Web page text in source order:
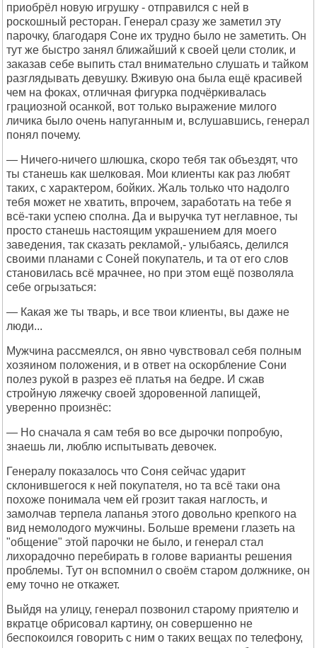
приобрёл новую игрушку - отправился с ней в
роскошный ресторан. Генерал сразу же заметил эту
парочку, благодаря Соне их трудно было не заметить. Он
тут же быстро занял ближайший к своей цели столик, и
заказав себе выпить стал внимательно слушать и тайком
разглядывать девушку. Вживую она была ещё красивей
чем на фоках, отличная фигурка подчёркивалась
грациозной осанкой, вот только выражение милого
личика было очень напуганным и, вслушавшись, генерал
понял почему.
— Ничего-ничего шлюшка, скоро тебя так объездят, что
ты станешь как шелковая. Мои клиенты как раз любят
таких, с характером, бойких. Жаль только что надолго
тебя может не хватить, впрочем, заработать на тебе я
всё-таки успею сполна. Да и выручка тут неглавное, ты
просто станешь настоящим украшением для моего
заведения, так сказать рекламой,- улыбаясь, делился
своими планами с Соней покупатель, и та от его слов
становилась всё мрачнее, но при этом ещё позволяла
себе огрызаться:
— Какая же ты тварь, и все твои клиенты, вы даже не
люди...
Мужчина рассмеялся, он явно чувствовал себя полным
хозяином положения, и в ответ на оскорбление Сони
полез рукой в разрез её платья на бедре. И сжав
стройную ляжечку своей здоровенной лапищей,
уверенно произнёс:
— Но сначала я сам тебя во все дырочки попробую,
знаешь ли, люблю испытывать девочек.
Генералу показалось что Соня сейчас ударит
склонившегося к ней покупателя, но та всё таки она
похоже понимала чем ей грозит такая наглость, и
замолчав терпела лапанья этого довольно крепкого на
вид немолодого мужчины. Больше времени глазеть на
"общение" этой парочки не было, и генерал стал
лихорадочно перебирать в голове варианты решения
проблемы. Тут он вспомнил о своём старом должнике, он
ему точно не откажет.
Выйдя на улицу, генерал позвонил старому приятелю и
вкратце обрисовал картину, он совершенно не
беспокоился говорить с ним о таких вещах по телефону,